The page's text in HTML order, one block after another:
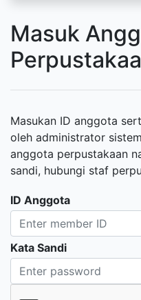
Masuk
Masukan ID anggota
oleh administrator
anggota perpustakaan
sandi, hubungi staf
ID Anggota
Kata Sandi